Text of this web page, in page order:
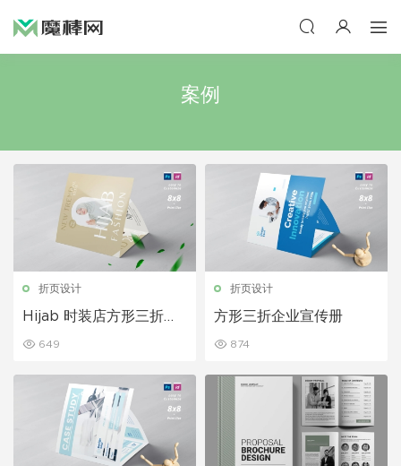
案例
折页设计
Hijab 时装店方形三折宣
649
折页设计
方形三折企业宣传册
874